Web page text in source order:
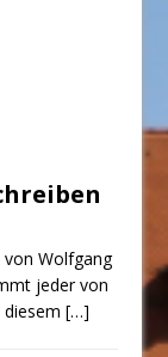
von Wolfgang
jeder von
diesem[…]